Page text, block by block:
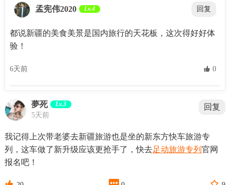
孟宪伟2020 Lv.4 回复
都说新疆的美食美景是国内旅行的天花板，这次得好好体
验！
6天前  0
夢死 Lv.3
5天前
回复
我记得上次带老婆去新疆旅游也是坐的新东方快车旅游专
列，这车做了新升级应该更抢手了，快去足动旅游专列 官网
报名吧！